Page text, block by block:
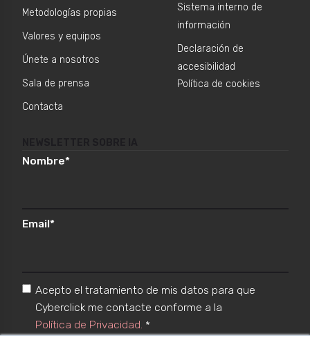
Metodologías propias
Valores y equipos
Únete a nosotros
Sala de prensa
Contacta
Sistema interno de
información
Declaración de
accesibilidad
Política de cookies
Nombre*
Email*
Acepto el tratamiento de mis datos para que
Cyberclick me contacte conforme a la
Política de Privacidad. *